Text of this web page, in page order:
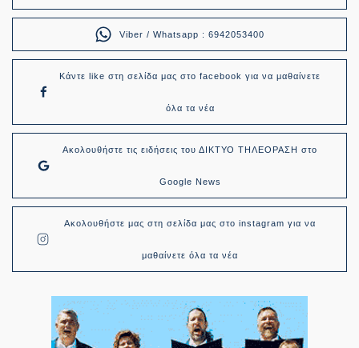
Viber / Whatsapp : 6942053400
Κάντε like στη σελίδα μας στο facebook για να μαθαίνετε
όλα τα νέα
Ακολουθήστε τις ειδήσεις του ΔΙΚΤΥΟ ΤΗΛΕΟΡΑΣΗ στο
Google News
Ακολουθήστε μας στη σελίδα μας στο instagram για να
μαθαίνετε όλα τα νέα